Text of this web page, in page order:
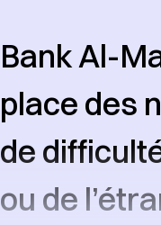
Bank Al-
place des
de
ou de